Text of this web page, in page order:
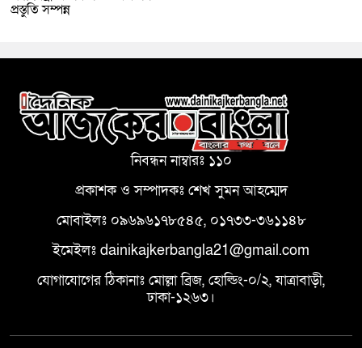
প্রস্তুতি সম্পন্ন
নিবন্ধন নাম্বারঃ ১১০
প্রকাশক ও সম্পাদকঃ শেখ সুমন আহম্মেদ
মোবাইলঃ ০৯৬৯৬১৭৮৫৪৫, ০১৭৩৩-৩৬১১৪৮
ইমেইলঃ dainikajkerbangla21@gmail.com
যোগাযোগের ঠিকানাঃ মোল্লা ব্রিজ, হোল্ডিং-০/২, যাত্রাবাড়ী,
ঢাকা-১২৬৩।